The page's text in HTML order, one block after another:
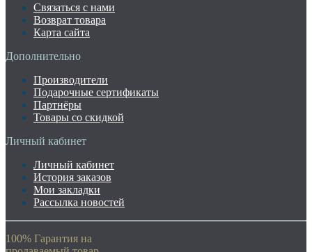
Связаться с нами
Возврат товара
Карта сайта
Дополнительно
Производители
Подарочные сертификаты
Партнёры
Товары со скидкой
Личный кабинет
Личный кабинет
История заказов
Мои закладки
Рассылка новостей
100% Гарантия на